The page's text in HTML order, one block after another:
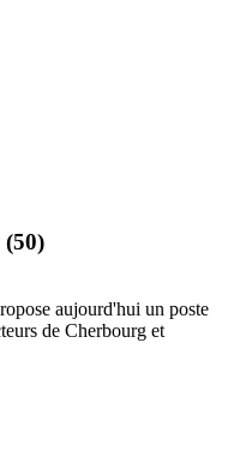
(50)
aujourd'hui un poste
de Cherbourg et